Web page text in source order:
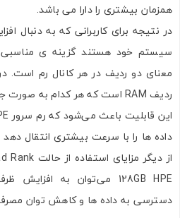
همزمان بیشتری را دارا می باشد.
در نتیجه برای کاربرانی که به دنبال
معنای دو ردیف در هر کانال رم است.
ردیف RAM است که هر کدام به صورت جداگانه قابل دسترسی هستند.
داده ‌ها را با سرعت بیشتری انتقال
دسترسی به داده‌ ها و کاهش توان